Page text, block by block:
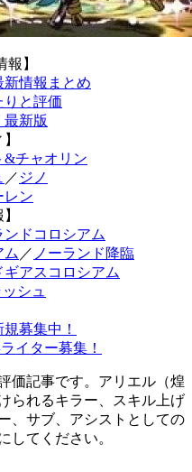
】
情報まとめ
りと評価
新版
&チャオリン
／ ジノ
レン
ンドコロシアム
ム ／ ノーランド降臨
ギアスコロシアム
シュ
募集中！
イター募集！
価記事です。アリエル（煌
られるキラー、スキル上げ
、サブ、アシストとしての
してください。